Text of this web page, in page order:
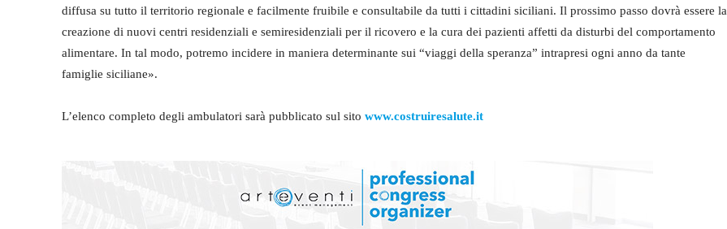
diffusa su tutto il territorio regionale e facilmente fruibile e consultabile da tutti i cittadini siciliani. Il prossimo passo dovrà essere la
creazione di nuovi centri residenziali e semiresidenziali per il ricovero e la cura dei pazienti affetti da disturbi del comportamento
alimentare. In tal modo, potremo incidere in maniera determinante sui “viaggi della speranza” intrapresi ogni anno da tante
famiglie siciliane».
L’elenco completo degli ambulatori sarà pubblicato sul sito www.costruiresalute.it